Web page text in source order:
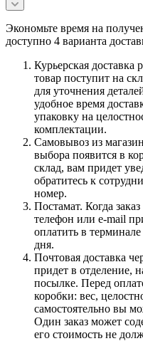
Экономьте время на
доступно 4 варианта
Курьерская доставка
товар поступит на
для уточнения
удобное время
упаковку на
комплектации.
Самовывоз из
выбора появится в
склад, вам придет
обратитесь к
номер.
Постамат. Когда
телефон или e-mail
оплатить в
дня.
Почтовая доставка
придет в отделение,
посылке. Перед
коробки: вес,
самостоятельно вы
Один заказ может
его стоимость не